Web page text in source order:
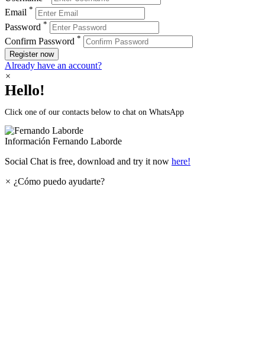
Email *
Password *
Confirm Password *
Register now
Already have an account?
×
Hello!
Click one of our contacts below to chat on WhatsApp
Información Fernando Laborde
Social Chat is free, download and try it now here!
× ¿Cómo puedo ayudarte?